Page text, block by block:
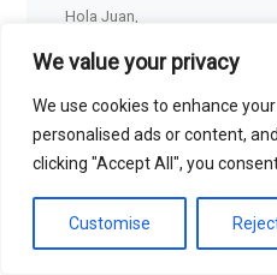
We value your privacy
We use cookies to enhance
personalised ads or content,
clicking "Accept All", you
Customise
Hola Juan,
En mi vivienda, de más de 30
cuarto y la única salida es por
directamente al garaje. Pues
paso obligatorio para acceder
abre hacia afuera. Ahora está
tema COVID y no hay
volverá a cerrar…
Voy a pedir a la comunidad